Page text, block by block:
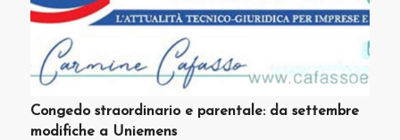
Congedo straordinario e parentale: da settembre
modifiche a Uniemens